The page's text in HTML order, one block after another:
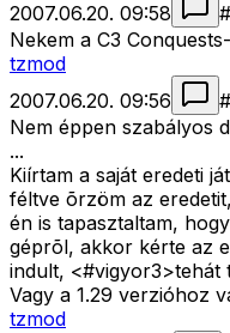
2007.06.20. 09:58
#
Nekem a C3
tzmod
2007.06.20. 09:56
#
Nem éppen szabályos
...
Kiírtam a saját eredeti
féltve õrzöm az
én is tapasztaltam,
géprõl, akkor kérte az
indult, <#vigyor3>tehát
Vagy a 1.29 verzióhoz
tzmod